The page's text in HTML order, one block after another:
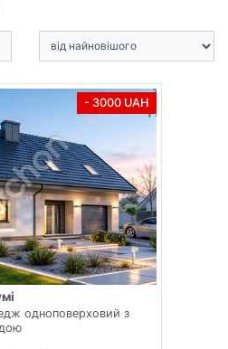
- 3000 UAH
одноповерховий з